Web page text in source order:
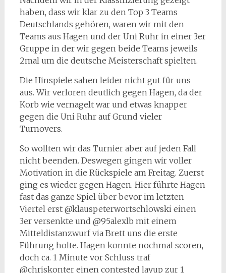
haben, dass wir klar zu den Top 3 Teams
Deutschlands gehören, waren wir mit den
Teams aus Hagen und der Uni Ruhr in einer 3er
Gruppe in der wir gegen beide Teams jeweils
2mal um die deutsche Meisterschaft spielten.
Die Hinspiele sahen leider nicht gut für uns
aus. Wir verloren deutlich gegen Hagen, da der
Korb wie vernagelt war und etwas knapper
gegen die Uni Ruhr auf Grund vieler
Turnovers.
So wollten wir das Turnier aber auf jeden Fall
nicht beenden. Deswegen gingen wir voller
Motivation in die Rückspiele am Freitag. Zuerst
ging es wieder gegen Hagen. Hier führte Hagen
fast das ganze Spiel über bevor im letzten
Viertel erst @klauspeterwortschlowski einen
3er versenkte und @95alexlb mit einem
Mitteldistanzwurf via Brett uns die erste
Führung holte. Hagen konnte nochmal scoren,
doch ca. 1 Minute vor Schluss traf
@chriskonter einen contested layup zur 1